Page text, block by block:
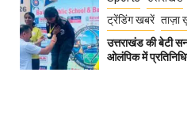
ट्रेंडिंग खबरें ताज़ा
उत्तराखंड की बेटी
ओलंपिक में